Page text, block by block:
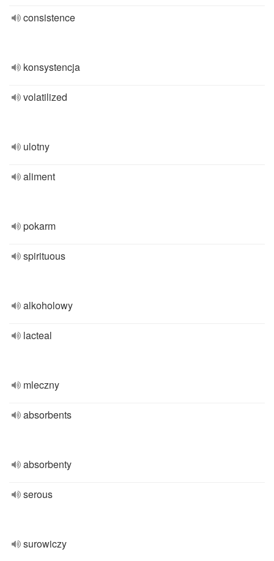
consistence
konsystencja
volatilized
ulotny
aliment
pokarm
spirituous
alkoholowy
lacteal
mleczny
absorbents
absorbenty
serous
surowiczy